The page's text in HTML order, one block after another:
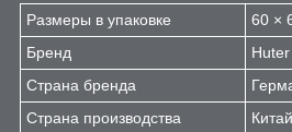
Размеры в упаковке
60 ×
Бренд
Huter
Страна бренда
Страна производства
Китай